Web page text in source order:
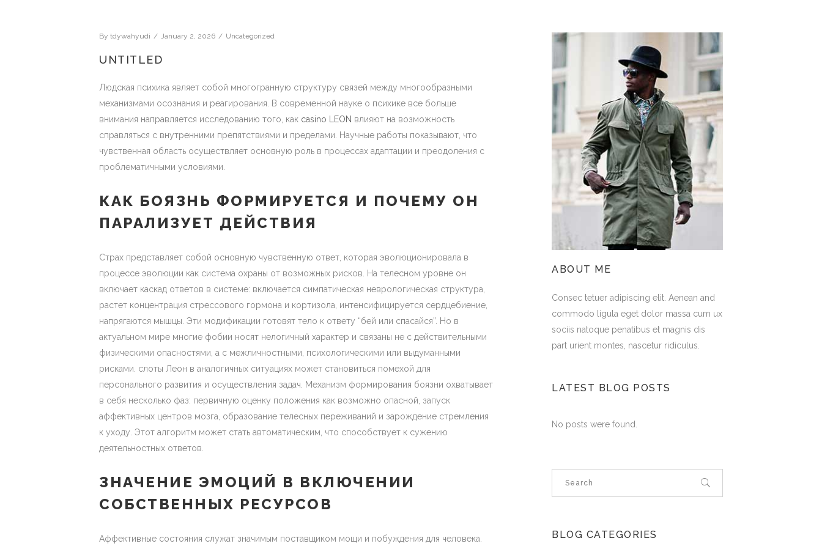
By tdywahyudi January 2, 2026 Uncategorized
UNTITLED
Людская психика являет собой многогранную структуру связей между многообразными
механизмами осознания и реагирования. В современной науке о психике все больше
внимания направляется исследованию того, как casino LEON влияют на возможность
справляться с внутренними препятствиями и пределами. Научные работы показывают, что
чувственная область осуществляет основную роль в процессах адаптации и преодоления с
проблематичными условиями.
КАК БОЯЗНЬ ФОРМИРУЕТСЯ И ПОЧЕМУ ОН
ПАРАЛИЗУЕТ ДЕЙСТВИЯ
Страх представляет собой основную чувственную ответ, которая эволюционировала в
процессе эволюции как система охраны от возможных рисков. На телесном уровне он
включает каскад ответов в системе: включается симпатическая неврологическая структура,
растет концентрация стрессового гормона и кортизола, интенсифицируется сердцебиение,
напрягаются мышцы. Эти модификации готовят тело к ответу “бей или спасайся”. Но в
актуальном мире многие фобии носят нелогичный характер и связаны не с действительными
физическими опасностями, а с межличностными, психологическими или выдуманными
рисками. слоты Леон в аналогичных ситуациях может становиться помехой для
персонального развития и осуществления задач. Механизм формирования боязни охватывает
в себя несколько фаз: первичную оценку положения как возможно опасной, запуск
аффективных центров мозга, образование телесных переживаний и зарождение стремления
к уходу. Этот алгоритм может стать автоматическим, что способствует к сужению
деятельностных ответов.
ЗНАЧЕНИЕ ЭМОЦИЙ В ВКЛЮЧЕНИИ
СОБСТВЕННЫХ РЕСУРСОВ
Аффективные состояния служат значимым поставщиком мощи и побуждения для человека.
ABOUT ME
Consec tetuer adipiscing elit. Aenean and
commodo ligula eget dolor massa cum ux
sociis natoque penatibus et magnis dis
part urient montes, nascetur ridiculus.
LATEST BLOG POSTS
No posts were found.
BLOG CATEGORIES